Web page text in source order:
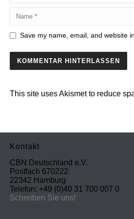
Save my name, email, and website
This site uses Akismet to reduce
Kontakt
CBN Deutschland e.V.
Postfach 670222
22342 Hamburg
Telefon: +49 (0)40 31 700 007 0
Schreiben Sie uns!